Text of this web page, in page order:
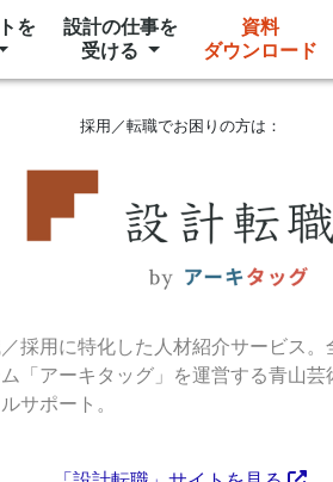
を
設計の仕事を
受ける
資料
ダウンロード
採用／転職でお困りの方は：
採用に特化した人材紹介サービス
「アーキタッグ」を運営する青山
サポート。